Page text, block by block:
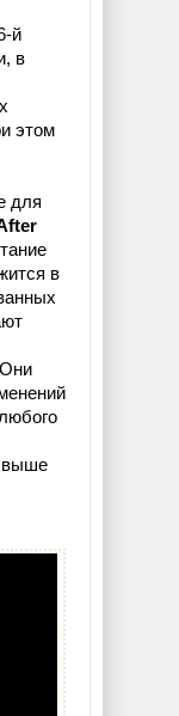
й
в
этом
для
в
выше